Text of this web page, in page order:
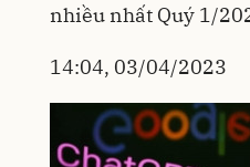
nhiều nhất Quý 1/
14:04, 03/04/2023